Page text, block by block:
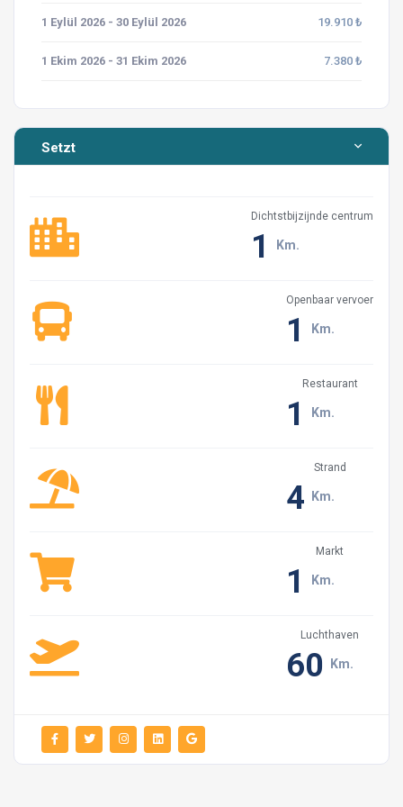
Wir bitten Sie, keinen Lärm zu machen und keine
Nachbarn um Sie herum stört.
Bitte rauchen Sie nicht in der Villa.
Unsere Häuser dienen Ferienzwecken. Es wird nicht
Sollten wir an Ihren besonderen Tagen jedoch keine
Gäste in unserer Nachbarvilla haben, helfen wir Ihnen
gerne weiter.
Aus infrastrukturellen Gründen der Region sollte
darauf geachtet werden, dass keine Elektrogeräte
gleichzeitig betrieben werden. Stellen Sie sicher, dass
verlassen, um Energie zu sparen. Andernfalls könnten
auch unsere anderen Villa-Gäste einem möglichen
Stromausfall ausgesetzt sein.
Wir lieben unsere kleinen Freunde. Da jedoch die
Aussicht und die Einrichtung des Hauses nicht für ihre
Unterkunft geeignet sind, können wir, sofern nicht
aufnehmen.
Wir bitten Sie, unseren Müll nicht zu sammeln und in
Umgebung zu werfen. So halten wir unsere Umwelt
sauber und schützen sie vor Verschmutzung.
erinnern Sie daran, dass wir nicht für Probleme
verantwortlich sind, die durch den Mangel an heißem
1 Eylül 2026 - 30 Eylül 2026 19.910 ₺
1 Ekim 2026 - 31 Ekim 2026 7.380 ₺
Setzt
Dichtstbijzijnde centrum
1 Km.
Openbaar vervoer
1 Km.
Restaurant
1 Km.
Strand
4 Km.
Markt
1 Km.
Luchthaven
60 Km.